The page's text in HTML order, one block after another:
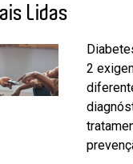
Lidas
2